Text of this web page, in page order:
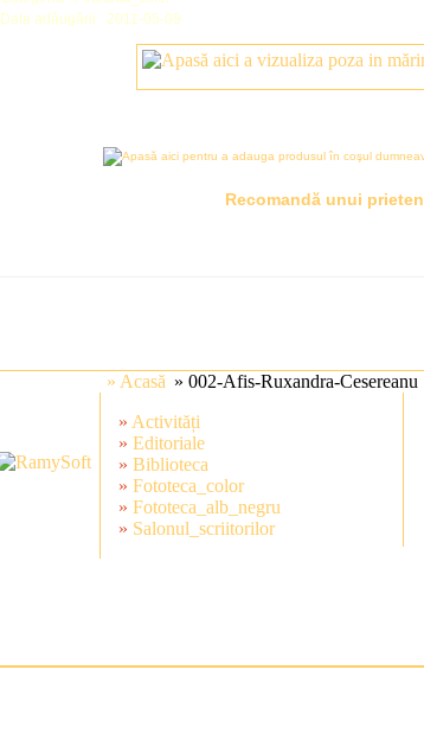
Data adăugării : 2011-05-09
Recomandă unui prieten
» Acasă » 002-Afis-Ruxandra-Cesereanu
» Activități
»Editoriale
»Biblioteca
»Fototeca_color
»Fototeca_alb_negru
» Salonul_scriitorilor